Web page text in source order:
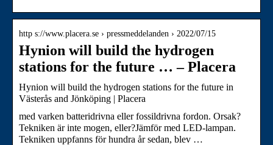
http s://www.placera.se › pressmeddelanden › 2022/07/15
Hynion will build the hydrogen
stations for the future … – Placera
Hynion will build the hydrogen stations for the future in
Västerås and Jönköping | Placera
med varken batteridrivna eller fossildrivna fordon. Orsak?
Tekniken är inte mogen, eller?Jämför med LED-lampan.
Tekniken uppfanns för hundra år sedan, blev …